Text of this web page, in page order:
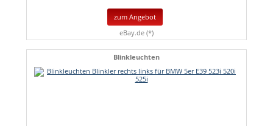
zum Angebot
eBay.de (*)
Blinkleuchten